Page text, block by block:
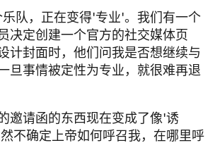
队，正在变得'专业'。我们有一个
决定创建一个官方的社交媒体页
计封面时，他们问我是否想继续与
旦事情被定性为专业，就很难再退
邀请函的东西现在变成了像'诱
不确定上帝如何呼召我，在哪里呼